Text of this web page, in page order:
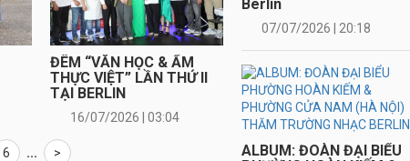
ĐÊM “VĂN HỌC & ẨM
THỰC VIỆT” LẦN THỨ II
TẠI BERLIN
16/07/2026 | 03:04
BERLIN: CHỈ TRONG MỘT
TẤN CÔNG BẰNG DAO,
BA NGƯỜI BỊ THƯƠNG
06/08/2026 | 11:12
ĐỨC BẮT ĐẦU CUỘC
ĐUA TÌM NGƯỜI KẾ